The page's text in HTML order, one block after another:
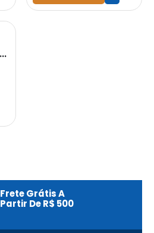
Frete Grátis A
Partir De R$ 500